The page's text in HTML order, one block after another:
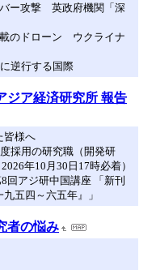
ー攻撃 英政府機関「深
のドローン ウクライナ
逆行する国際
ジア経済研究所 報告
皆様へ
採用の研究職（開発研
年10月30日17時必着）
アジ研中国講座 「新刊
五四～六五年』」
者の悩み